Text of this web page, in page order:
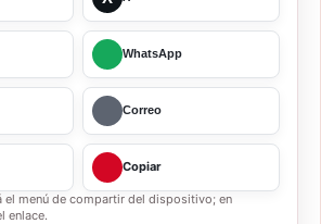
WhatsApp
Correo
Copiar
el menú de compartir del dispositivo; en
enlace.